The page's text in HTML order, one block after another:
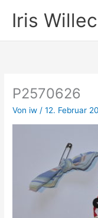
InhaltIris
P2570626
Von iw /12. Februar